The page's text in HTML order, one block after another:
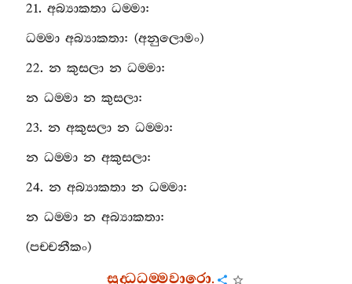
21. අබ්‍යාකතා ධම‍්මා:
ධම‍්මා අබ්‍යාකතා: (අනුලොමං)
22. න කුසලා න ධම‍්මා:
න ධම‍්මා න කුසලා:
23. න අකුසලා න ධම‍්මා:
න ධම‍්මා න අකුසලා:
24. න අබ්‍යාකතා න ධම‍්මා:
න ධම‍්මා න අබ්‍යාකතා:
(පච‍්චනීකං)
සුද‍්ධධම‍්මවාරො.